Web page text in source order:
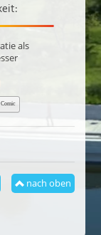
als
Comic
nach oben